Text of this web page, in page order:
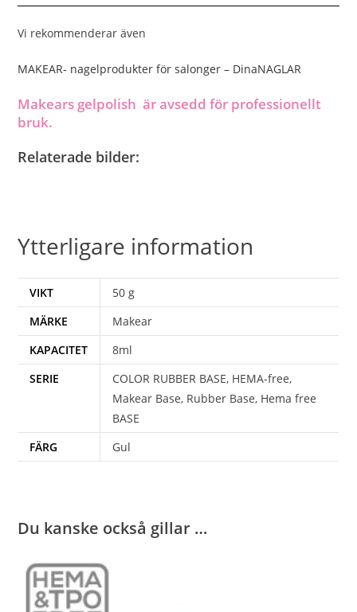
Vi rekommenderar även
MAKEAR- nagelprodukter för salonger – DinaNAGLAR
Makears gelpolish är avsedd för professionellt
bruk.
Relaterade bilder:
Ytterligare information
VIKT
50 g
MÄRKE
Makear
KAPACITET
8ml
SERIE
COLOR RUBBER BASE, HEMA-free,
Makear Base, Rubber Base, Hema free
BASE
FÄRG
Gul
Du kanske också gillar …